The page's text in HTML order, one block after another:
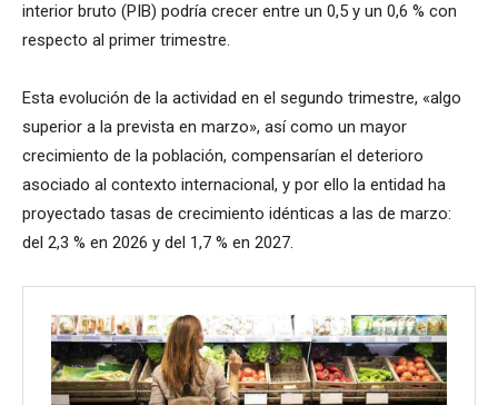
interior bruto (PIB) podría crecer entre un 0,5 y un 0,6 % con
respecto al primer trimestre.
Esta evolución de la actividad en el segundo trimestre, «algo
superior a la prevista en marzo», así como un mayor
crecimiento de la población, compensarían el deterioro
asociado al contexto internacional, y por ello la entidad ha
proyectado tasas de crecimiento idénticas a las de marzo:
del 2,3 % en 2026 y del 1,7 % en 2027.